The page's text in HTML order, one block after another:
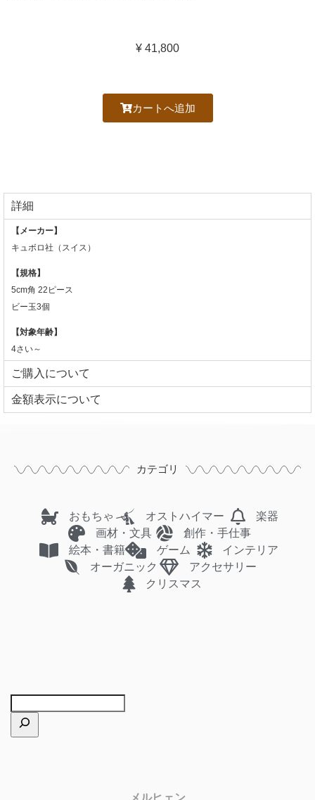
¥ 41,800
カートへ追加
詳細
【メーカー】
キュボロ社（スイス）
【規格】
5cm角 22 ピース
ビー玉3個
【対象年齢】
4さい～
ご購入について
⾦額表⽰について
カテゴリ
おもちゃ オストハイマー
楽器
画材・文具
創作・手仕事
絵本・書籍
ゲーム
インテリア
オーガニック
アクセサリー
クリスマス
メルヒェン